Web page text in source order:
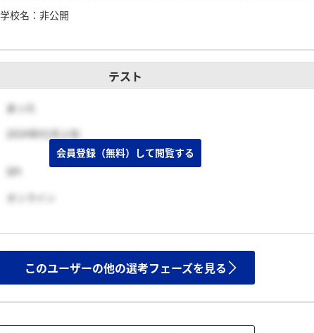
学校名 ： 非公開
テスト
あった
2024年01月上旬
SPI
オンライン
会員登録（無料）して閲覧する
このユーザーの他の選考フェーズを見る